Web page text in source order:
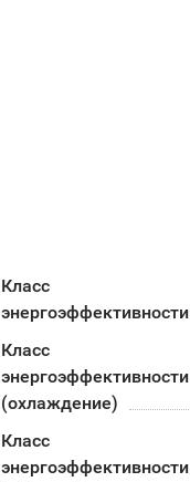
Класс
энергоэффективности
Класс
энергоэффективности
(охлаждение)
Класс
энергоэффективности